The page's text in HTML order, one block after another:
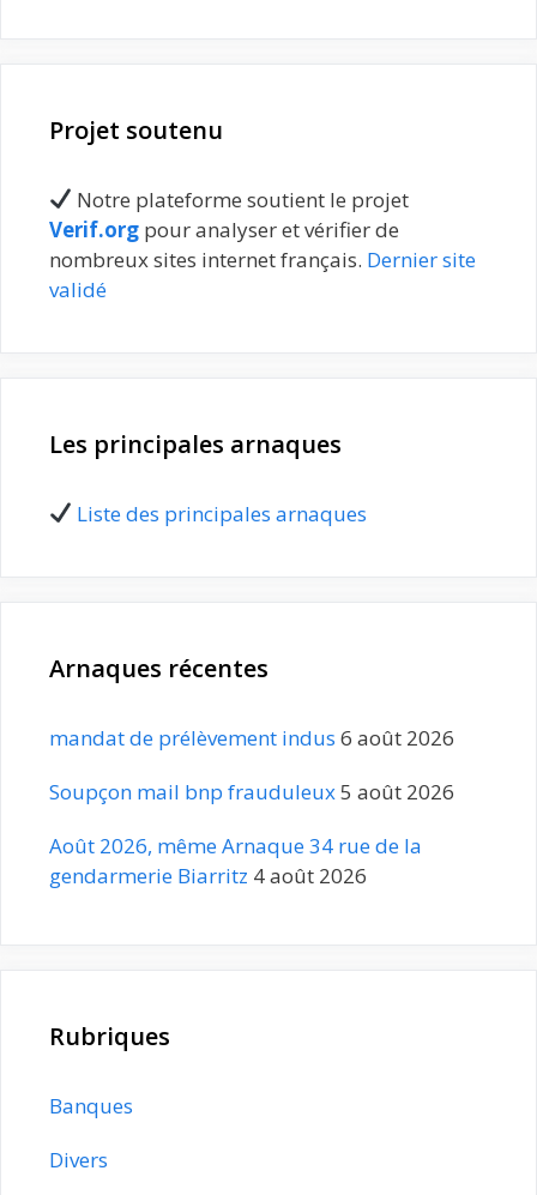
Projet soutenu
Notre plateforme soutient le projet
Verif.org pour analyser et vérifier de
nombreux sites internet français. Dernier site
validé
Les principales arnaques
Liste des principales arnaques
Arnaques récentes
mandat de prélèvement indus 6 août 2026
Soupçon mail bnp frauduleux5 août 2026
Août 2026, même Arnaque 34 rue de la
gendarmerie Biarritz 4 août 2026
Rubriques
Banques
Divers